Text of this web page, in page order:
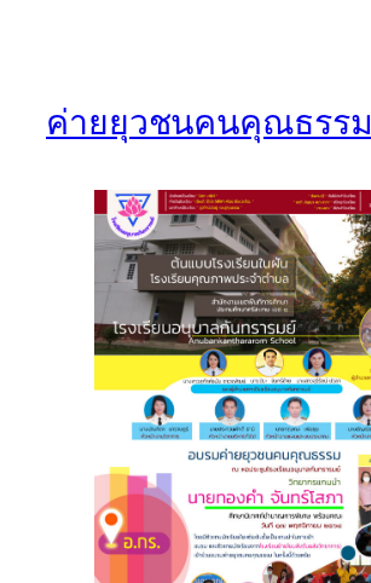
ค่ายยุวชนคนคุณธรรม